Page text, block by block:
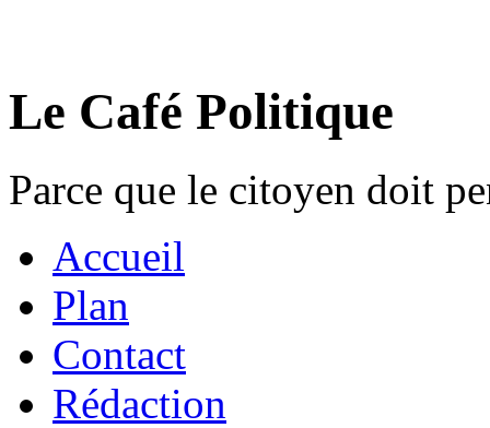
Le Café Politique
Parce que le citoyen doit
Accueil
Plan
Contact
Rédaction